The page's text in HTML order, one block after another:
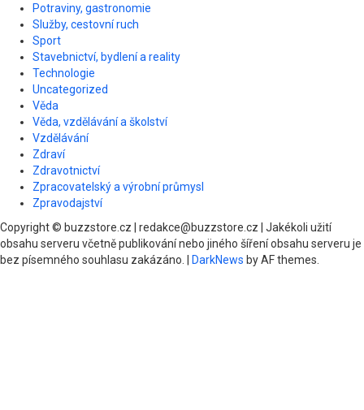
Potraviny, gastronomie
Služby, cestovní ruch
Sport
Stavebnictví, bydlení a reality
Technologie
Uncategorized
Věda
Věda, vzdělávání a školství
Vzdělávání
Zdraví
Zdravotnictví
Zpracovatelský a výrobní průmysl
Zpravodajství
Copyright © buzzstore.cz | redakce@buzzstore.cz | Jakékoli užití
obsahu serveru včetně publikování nebo jiného šíření obsahu serveru je
bez písemného souhlasu zakázáno.
DarkNews by AF themes.